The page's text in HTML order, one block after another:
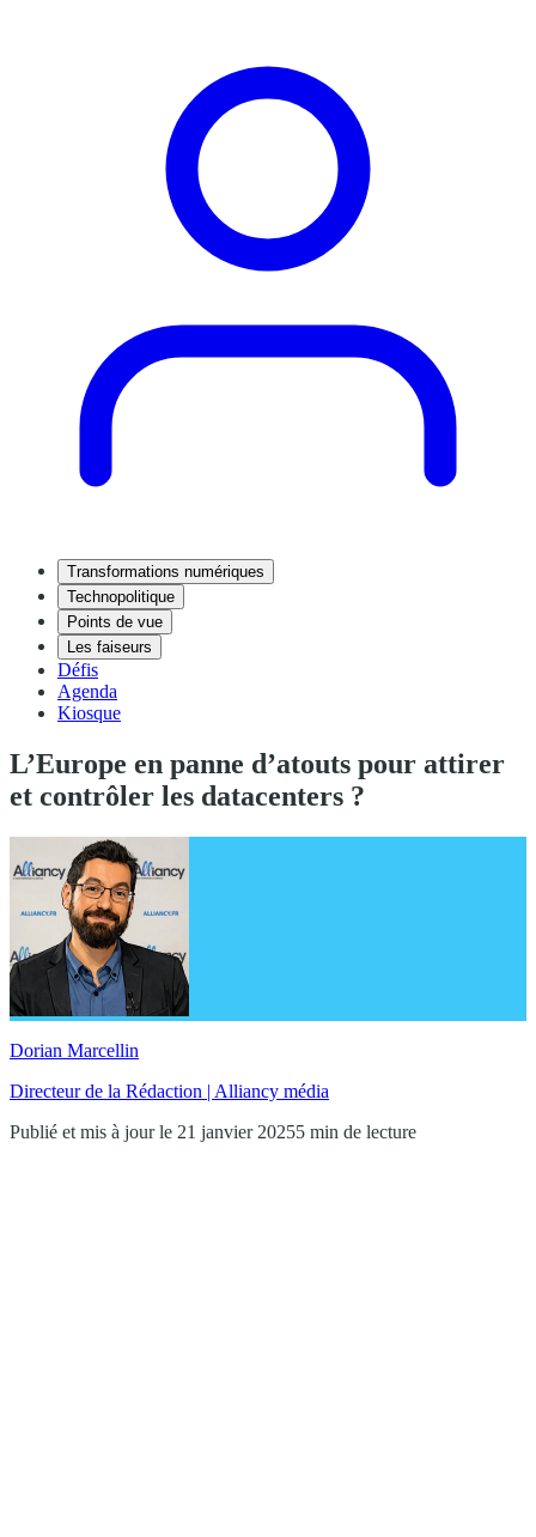
Transformations numériques
Technopolitique
Points de vue
Les faiseurs
Défis
Agenda
Kiosque
L’Europe en panne d’atouts pour attirer
et contrôler les datacenters ?
Dorian Marcellin
Directeur de la Rédaction | Alliancy média
Publié et mis à jour le 21 janvier 20255 min de lecture